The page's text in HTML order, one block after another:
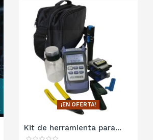
¡EN OFERTA!
Kit de herramienta para...